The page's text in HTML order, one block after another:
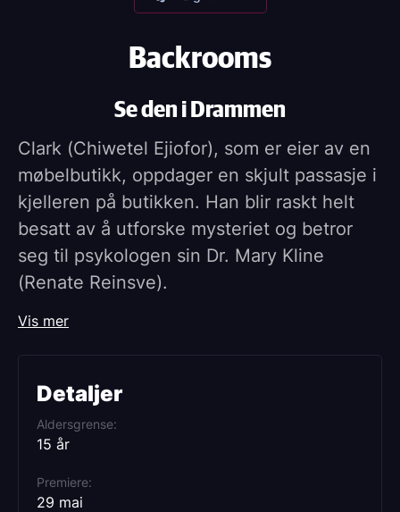
Detaljer
Aldersgrense
15 år
Premiere
29 mai
Backrooms
Se den i Drammen
Clark (Chiwetel Ejiofor), som er eier av en
møbelbutikk, oppdager en skjult passasje i
kjelleren på butikken. Han blir raskt helt
besatt av å utforske mysteriet og betror
seg til psykologen sin Dr. Mary Kline
(Renate Reinsve).
Vis mer